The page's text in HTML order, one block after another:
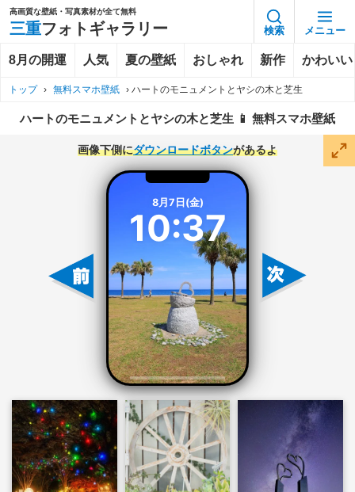
高画質な壁紙・写真素材が全て無料
三重フォトギャラリー 検索 メニュー
8月の開運 人気 夏の壁紙 おしゃれ 新作 かわいい
トップ › 無料スマホ壁紙 › ハートのモニュメントとヤシの木と芝生
ハートのモニュメントとヤシの木と芝生 📱 無料スマホ壁紙
画像下側にダウンロードボタンがあるよ
8月7日(金)
10:37